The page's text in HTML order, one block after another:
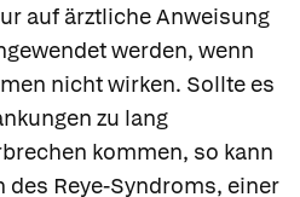
auf ärztliche Anweisung
werden, wenn
nicht wirken. Sollte es
zu lang
kommen, so kann
des Reye-Syndroms, einer